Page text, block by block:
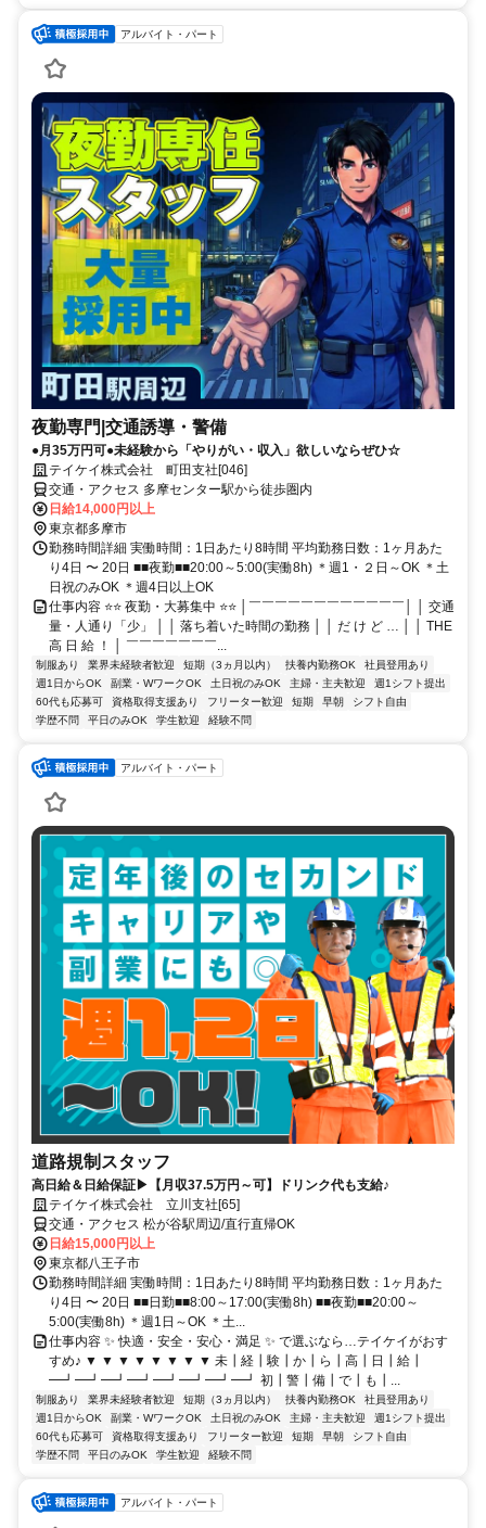
アルバイト・パート
夜勤専門|交通誘導・警備
●月35万円可●未経験から「やりがい・収入」欲しいならぜひ☆
テイケイ株式会社 町田支社[046]
交通・アクセス 多摩センター駅から徒歩圏内
日給14,000円以上
東京都多摩市
勤務時間詳細 実働時間：1日あたり8時間 平均勤務日数：1ヶ月あた
り4日 〜 20日 ■■夜勤■■20:00～5:00(実働8h) ＊週1・２日～OK ＊土
日祝のみOK ＊週4日以上OK
仕事内容 ⭐⭐ 夜勤・大募集中 ⭐⭐ │￣￣￣￣￣￣￣￣￣￣￣￣│ │ 交通
量・人通り「少」 │ │ 落ち着いた時間の勤務 │ │ だ け ど … │ │ THE
高 日 給 ！ │ ￣￣￣￣￣￣￣...
制服あり 業界未経験者歓迎 短期（3ヵ月以内） 扶養内勤務OK
社員登用あり
週1日からOK
副業・WワークOK 土日祝のみOK 主婦・主夫歓迎
週1シフト提出
60代も応募可
資格取得支援あり フリーター歓迎 短期 早朝
シフト自由
学歴不問
平日のみOK 学生歓迎 経験不問
アルバイト・パート
道路規制スタッフ
高日給＆日給保証▶【月収37.5万円～可】ドリンク代も支給♪
テイケイ株式会社 立川支社[65]
交通・アクセス 松が谷駅周辺/直行直帰OK
日給15,000円以上
東京都八王子市
勤務時間詳細 実働時間：1日あたり8時間 平均勤務日数：1ヶ月あた
り4日 〜 20日 ■■日勤■■8:00～17:00(実働8h) ■■夜勤■■20:00～
5:00(実働8h) ＊週1日～OK ＊土...
仕事内容 ✨ 快適・安全・安心・満足 ✨ で選ぶなら…テイケイがおす
すめ♪ ▼ ▼ ▼ ▼ ▼ ▼ ▼ ▼ 未┃経┃験┃か┃ら┃高┃日┃給┃
━┛━┛━┛━┛━┛━┛━┛━┛ 初┃警┃備┃で┃も┃...
制服あり 業界未経験者歓迎 短期（3ヵ月以内） 扶養内勤務OK
社員登用あり
週1日からOK
副業・WワークOK 土日祝のみOK 主婦・主夫歓迎
週1シフト提出
60代も応募可
資格取得支援あり フリーター歓迎 短期 早朝
シフト自由
学歴不問
平日のみOK 学生歓迎 経験不問
アルバイト・パート